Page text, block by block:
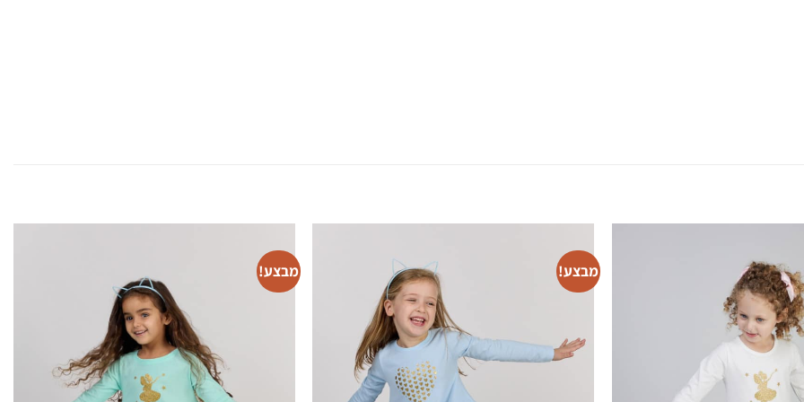
מבצע! מבצע!